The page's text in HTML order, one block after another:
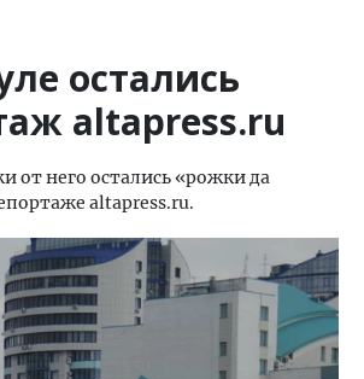
остались
altapress.ru
от него остались «рожки да
altapress.ru.